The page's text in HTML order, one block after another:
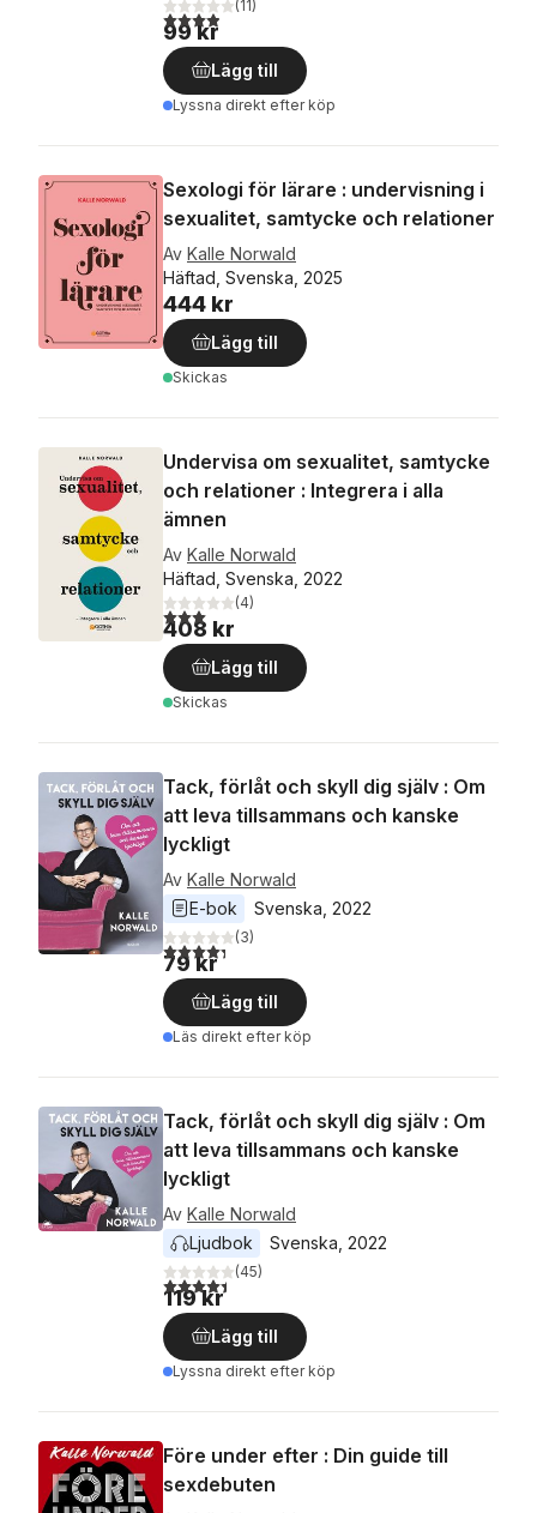
3,9utav 5 stjärnor. Totalt antal röster:
(11 )
99 kr
Lägg till
Lyssna direkt efter köp
Sexologi för lärare : undervisning i
sexualitet, samtycke och relationer
Av Kalle Norwald
Häftad, Svenska, 2025
444 kr
Lägg till
Skickas
Undervisa om sexualitet, samtycke
och relationer : Integrera i alla
ämnen
Av Kalle Norwald
Häftad, Svenska, 2022
3,0utav 5 stjärnor. Totalt antal röster:
(4)
408 kr
Lägg till
Skickas
Tack, förlåt och skyll dig själv : Om
att leva tillsammans och kanske
lyckligt
Av Kalle Norwald
E-bok
Svenska 2022
4,3utav 5 stjärnor. Totalt antal röster:
(3)
79 kr
Lägg till
Läs direkt efter köp
Tack, förlåt och skyll dig själv : Om
att leva tillsammans och kanske
lyckligt
Av Kalle Norwald
Ljudbok
Svenska 2022
4,4utav 5 stjärnor. Totalt antal röster:
(45)
119 kr
Lägg till
Lyssna direkt efter köp
Före under efter : Din guide till
sexdebuten